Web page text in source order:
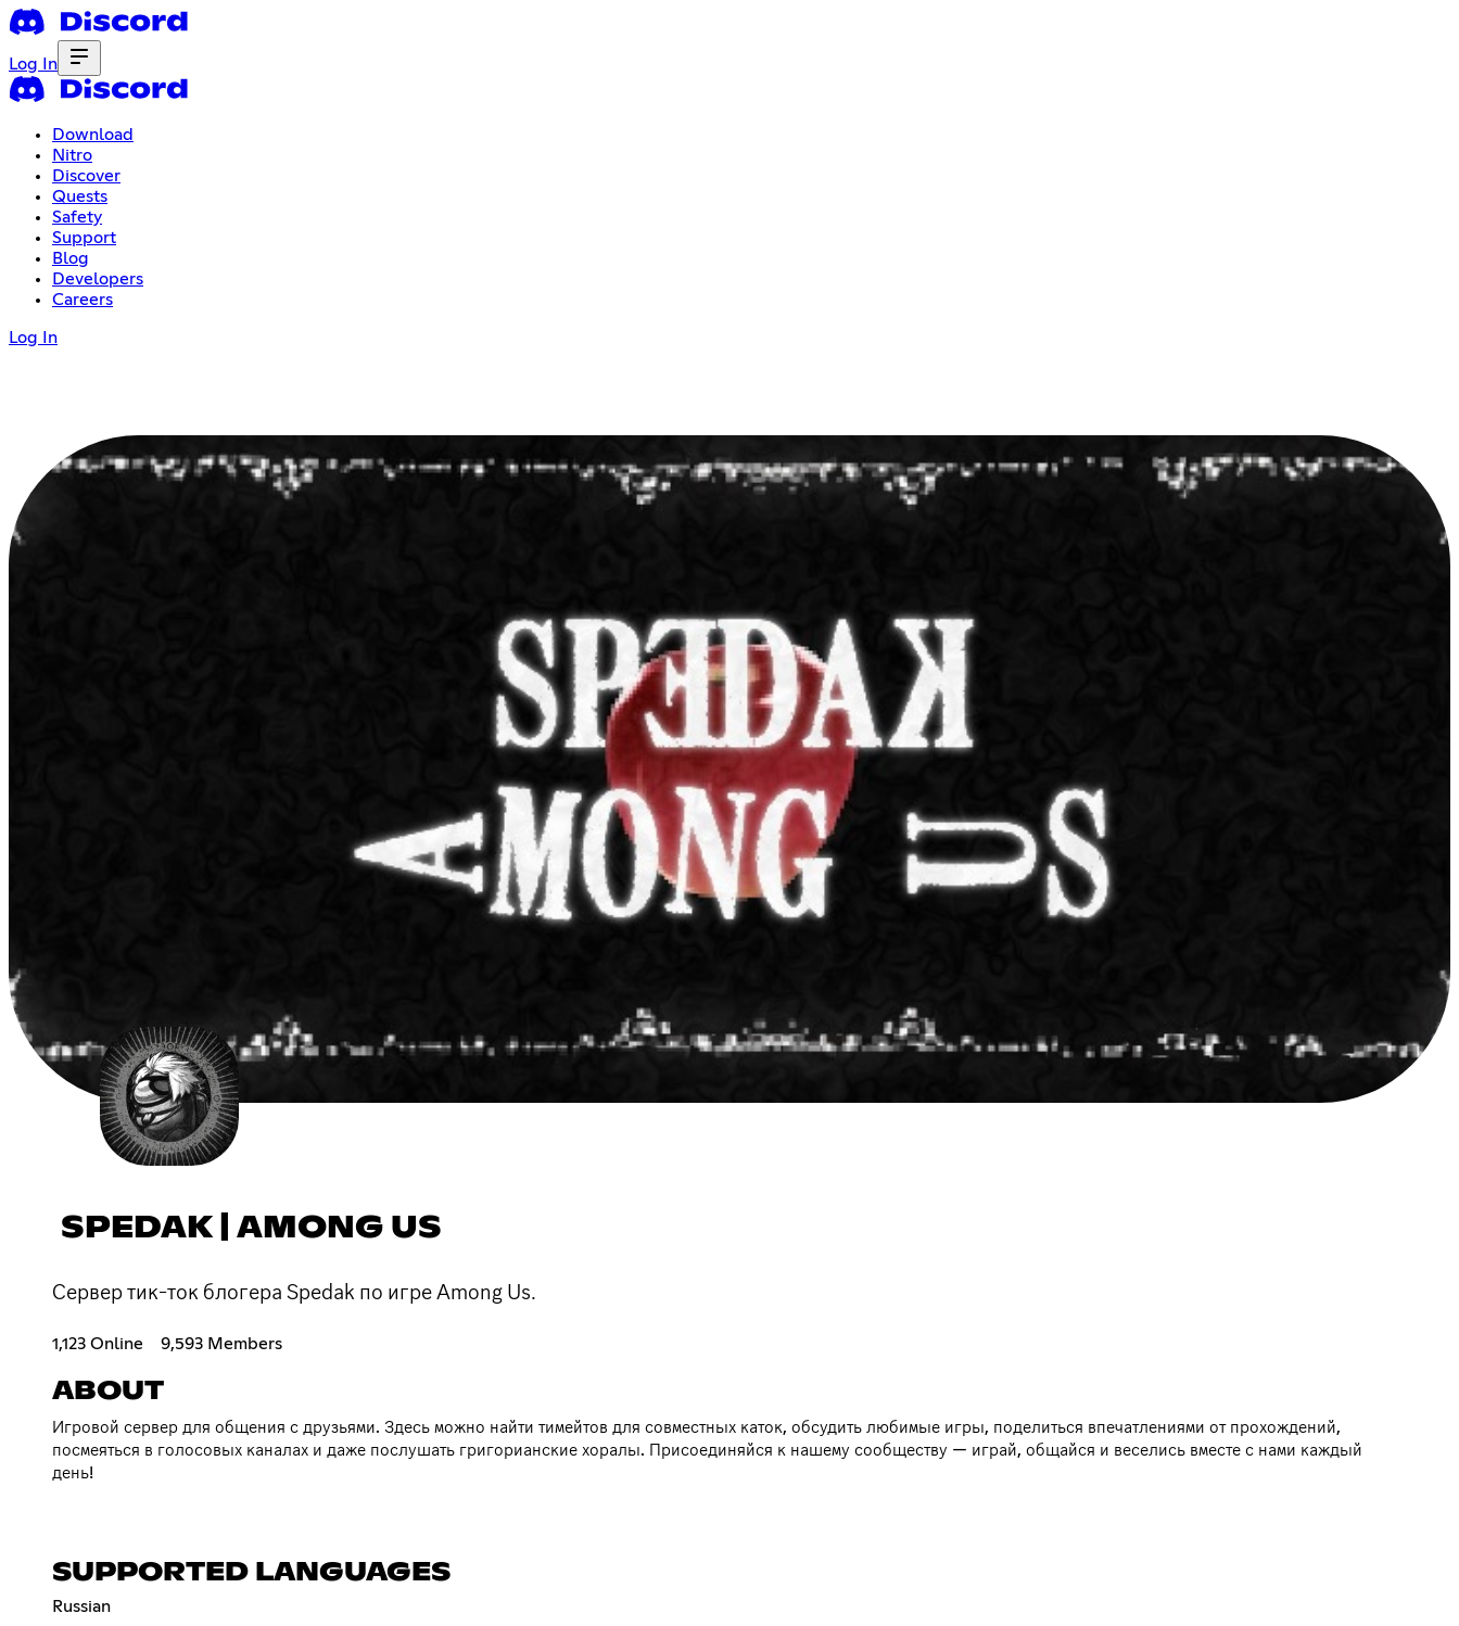
Log In
Download
Nitro
Discover
Quests
Safety
Support
Blog
Developers
Careers
Log In
SPEDAK | AMONG US
Сервер тик-ток блогера Spedak по игре Among Us.
1,123 Online 9,593 Members
ABOUT
Игровой сервер для общения с друзьями. Здесь можно найти тимейтов для совместных каток, обсудить любимые игры, поделиться впечатлениями от прохождений,
посмеяться в голосовых каналах и даже послушать григорианские хоралы. Присоединяйся к нашему сообществу — играй, общайся и веселись вместе с нами каждый
день!
SUPPORTED LANGUAGES
Russian